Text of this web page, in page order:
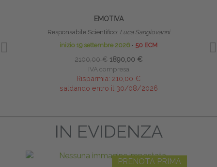
EMOTIVA
Responsabile Scientifico: Luca Sangiovanni
inizio 19 settembre 2026 ∙ 50 ECM
2100,00 € 1890,00 €
IVA compresa
Risparmia: 210,00 €
saldando entro il 30/08/2026
IN EVIDENZA
PRENOTA PRIMA